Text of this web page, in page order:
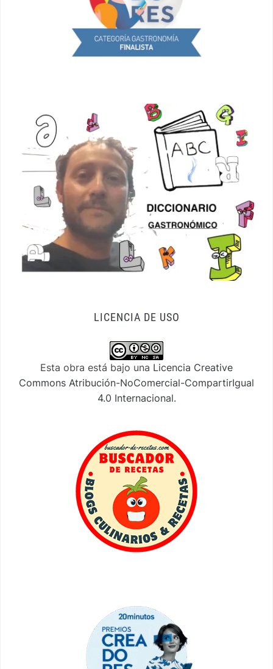
LICENCIA DE USO
Esta obra está bajo una Licencia Creative
Commons Atribución-NoComercial-CompartirIgual
4.0 Internacional.